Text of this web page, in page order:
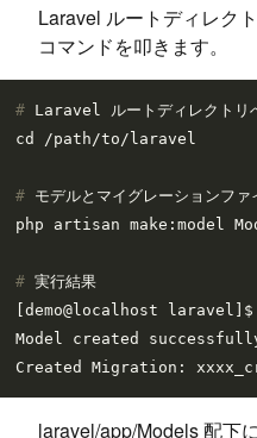
Laravel ルートディレク
コマンドを叩きます。
# Laravel ルートディレクトリ
# モデルとマイグレーションファ
# 実行結果
[demo@localhost
Model created
laravel/app/Models 配下